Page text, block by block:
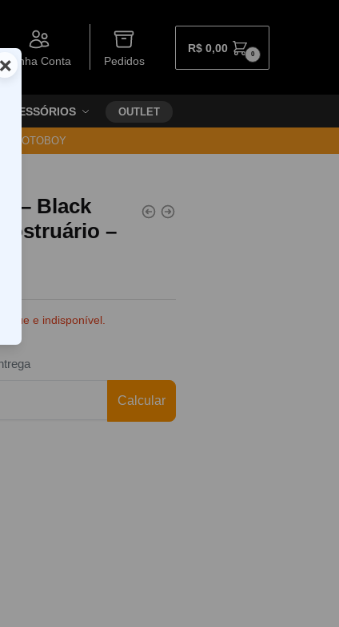
Minha Conta Pedidos
R$ 0,00 0
ACESSÓRIOS OUTLET
MOTOBOY
– Black
–
e indisponível.
Calcular
×